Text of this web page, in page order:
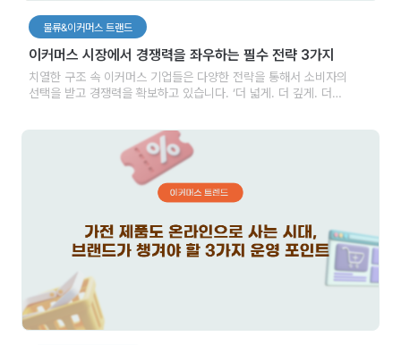
물류&이커머스 트랜드
이커머스 시장에서 경쟁력을 좌우하는 필수 전략 3가지
치열한 구조 속 이커머스 기업들은 다양한 전략을 통해서 소비자의
선택을 받고 경쟁력을 확보하고 있습니다. ‘더 넓게. 더 깊게. 더